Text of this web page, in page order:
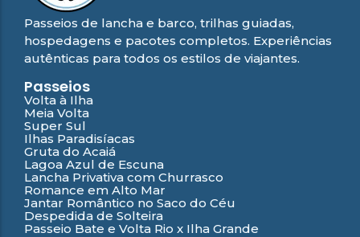
Passeios de lancha e barco, trilhas guiadas,
hospedagens e pacotes completos. Experiências
autênticas para todos os estilos de viajantes.
Passeios
Volta à Ilha
Meia Volta
Super Sul
Ilhas Paradisíacas
Gruta do Acaiá
Lagoa Azul de Escuna
Lancha Privativa com Churrasco
Romance em Alto Mar
Jantar Romântico no Saco do Céu
Despedida de Solteira
Passeio Bate e Volta Rio x Ilha Grande